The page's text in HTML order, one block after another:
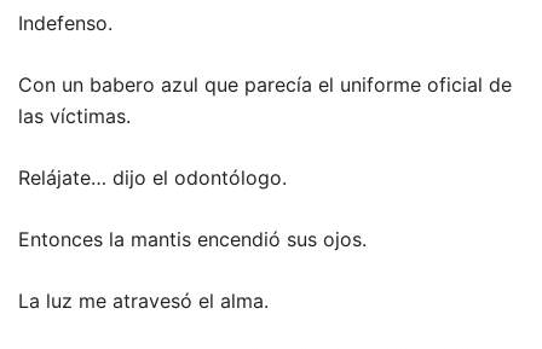
Indefenso.
Con un babero azul que parecía el uniforme oficial de
las víctimas.
Relájate… dijo el odontólogo.
Entonces la mantis encendió sus ojos.
La luz me atravesó el alma.